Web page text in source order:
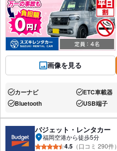
画像を見る
あり:カーナビ あり:ETC車載器
あり:Bluetooth あり:USB端子
バジェット・レンタカー
福岡空港から徒歩5分
4.5 （口コミ 290件）